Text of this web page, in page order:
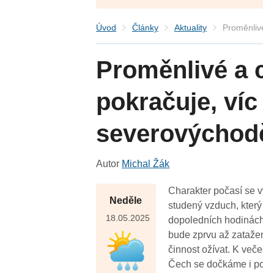
Úvod Články Aktuality
Proměnlivé a
pokračuje,
Autor Michal Žák
Neděle
18.05.2025
Charakter počasí se
studený vzduch,
dopoledních
bude zprvu až
činnost ožívat. K
Čech se dočkáme i